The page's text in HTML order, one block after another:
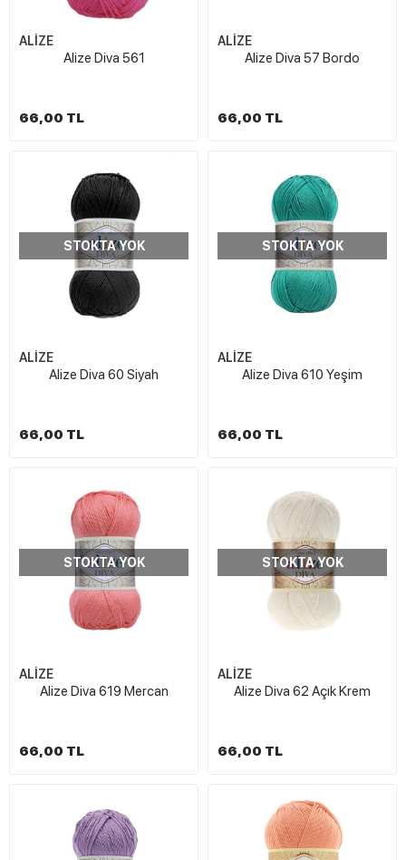
ALİZE
Alize Diva 561
66,00 TL
ALİZE
Alize Diva 57 Bordo
66,00 TL
STOKTA YOK
ALİZE
Alize Diva 60 Siyah
66,00 TL
STOKTA YOK
ALİZE
Alize Diva 610 Yeşim
66,00 TL
STOKTA YOK
ALİZE
Alize Diva 619 Mercan
66,00 TL
STOKTA YOK
ALİZE
Alize Diva 62 Açık Krem
66,00 TL